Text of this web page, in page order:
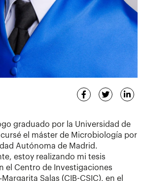
graduado por la Universidad de
el máster de Microbiología por
Autónoma de Madrid.
estoy realizando mi tesis
el Centro de Investigaciones
Salas (CIB-CSIC), en el